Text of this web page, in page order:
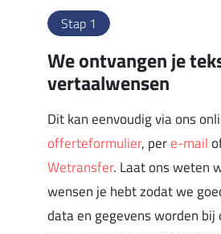
Stap 1
We ontvangen je
vertaalwensen
Dit kan eenvoudig via ons
offerteformulier, pere-mail
Wetransfer. Laat ons weten
wensen je hebt zodat we
data en gegevens worden bij